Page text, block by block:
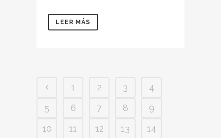
LEER MÁS
1 2 3
4
5
6 7 8
9
10
11 12 13
14